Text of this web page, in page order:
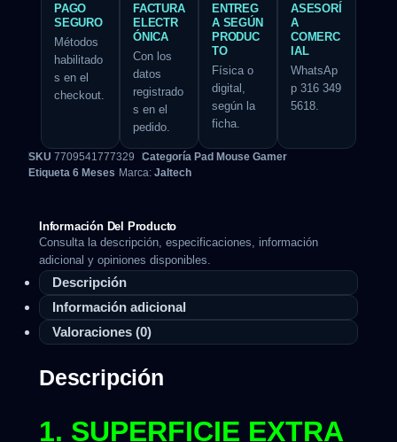
PAGO
SEGURO
Métodos
habilitado
s en el
checkout.
FACTURA
ELECTR
ÓNICA
Con los
datos
registrado
s en el
pedido.
ENTREG
A SEGÚN
PRODUC
TO
Física o
digital,
según la
ficha.
ASESORÍ
A
COMERC
IAL
WhatsAp
p 316 349
5618.
SKU 7709541777329 Categoría Pad Mouse Gamer
Etiqueta 6 Meses Marca: Jaltech
Información Del Producto
Consulta la descripción, especificaciones, información
adicional y opiniones disponibles.
Descripción
Información adicional
Valoraciones (0)
Descripción
1. SUPERFICIE EXTRA